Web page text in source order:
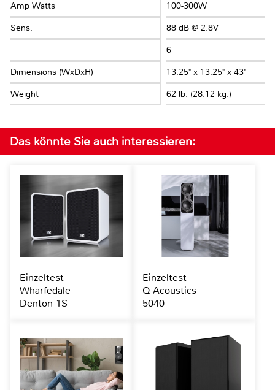
Amp Watts 100-300W
Sens. 88 dB @ 2.8V
6Ω
Dimensions (WxDxH) 13.25" x 13.25" x 43"
Weight 62 lb. (28.12 kg.)
Das könnte Sie auch interessieren:
Einzeltest
Wharfedale
Denton 1S
Einzeltest
Q Acoustics
5040